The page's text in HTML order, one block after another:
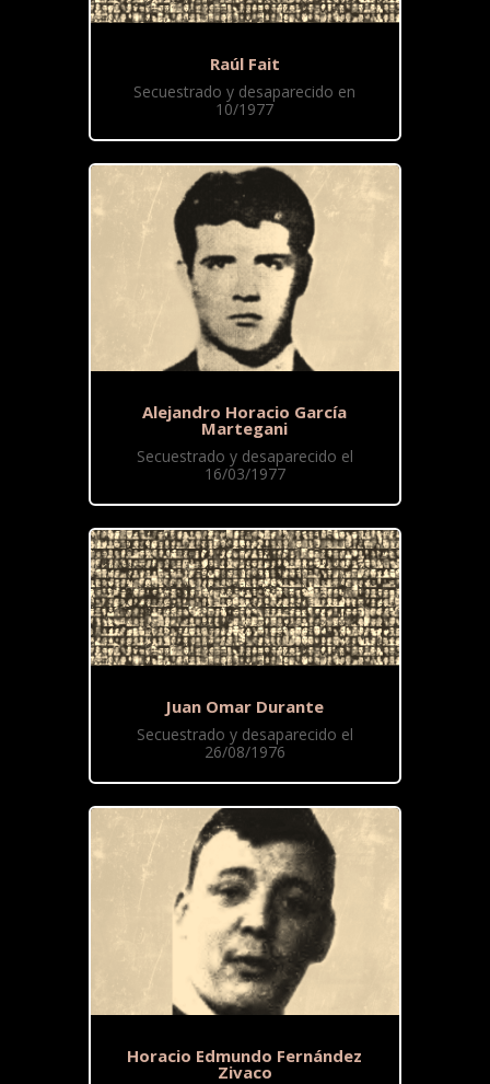
Raúl Fait
Secuestrado y desaparecido en
10/1977
Alejandro Horacio García
Martegani
Secuestrado y desaparecido el
16/03/1977
Juan Omar Durante
Secuestrado y desaparecido el
26/08/1976
Horacio Edmundo Fernández
Zivaco